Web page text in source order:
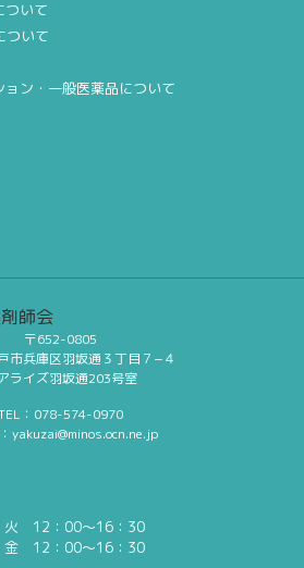
ついて
ついて
ン・一般医薬品について
〒652-0805
市兵庫区羽坂通３丁目７−４
ライズ羽坂通203号室
：078-574-0970
yakuzai@minos.ocn.ne.jp
12：00～16：30
12：00～16：30